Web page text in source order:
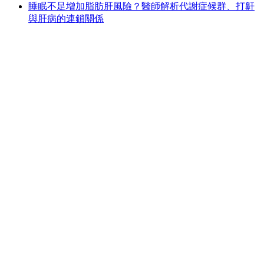
睡眠不足增加脂肪肝風險？醫師解析代謝症候群、打鼾
與肝病的連鎖關係